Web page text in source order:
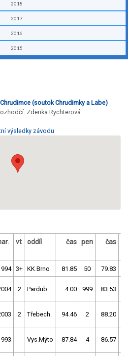
2018
2017
2016
2015
(soutok Chrudimky a Labe)
Zdenka Rychterová
výsledky závodu
vt oddíl čas pen čas
3+ KK Brno 81.85 50 79.83
2 Pardub. 4.00 999 83.53
2 Třebech. 94.46 2 88.20
Vys.Mýto 87.84 4 86.57